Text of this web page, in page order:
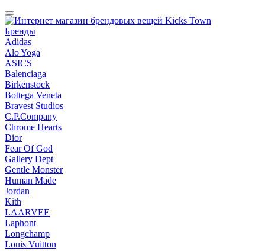
Бренды
Adidas
Alo Yoga
ASICS
Balenciaga
Birkenstock
Bottega Veneta
Bravest Studios
C.P.Company
Chrome Hearts
Dior
Fear Of God
Gallery Dept
Gentle Monster
Human Made
Jordan
Kith
LAARVEE
Laphont
Longchamp
Louis Vuitton